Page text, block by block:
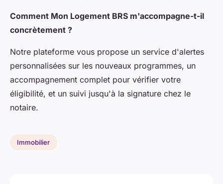
Comment Mon Logement BRS m'accompagne-t-il
concrètement ?
Notre plateforme vous propose un service d'alertes
personnalisées sur les nouveaux programmes, un
accompagnement complet pour vérifier votre
éligibilité, et un suivi jusqu'à la signature chez le
notaire.
Immobilier